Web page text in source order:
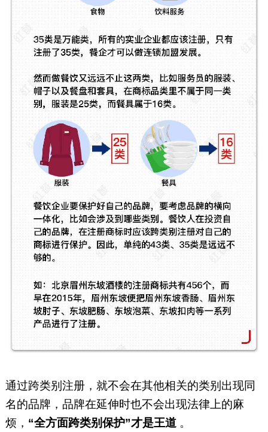
通过跨类别注册，就不会在其他相关的类别出现同
名的品牌，品牌在延伸时也不会出现法律上的麻
烦， “全方面跨类别保护”才是王道 。